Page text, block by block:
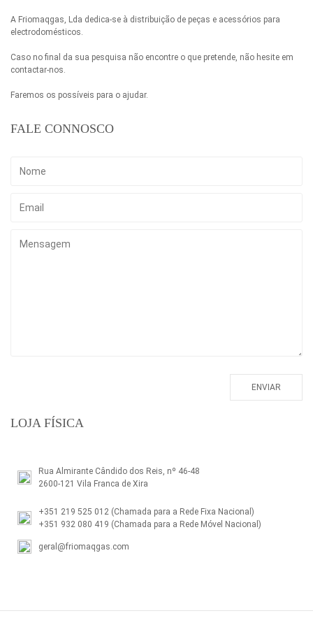
A Friomaqgas, Lda dedica-se à distribuição de peças e acessórios para
electrodomésticos.
Caso no final da sua pesquisa não encontre o que pretende, não hesite em
contactar-nos.
Faremos os possíveis para o ajudar.
FALE CONNOSCO
LOJA FÍSICA
Rua Almirante Cândido dos Reis, nº 46-48
2600-121 Vila Franca de Xira
+351 219 525 012 (Chamada para a Rede Fixa Nacional)
+351 932 080 419 (Chamada para a Rede Móvel Nacional)
geral@friomaqgas.com